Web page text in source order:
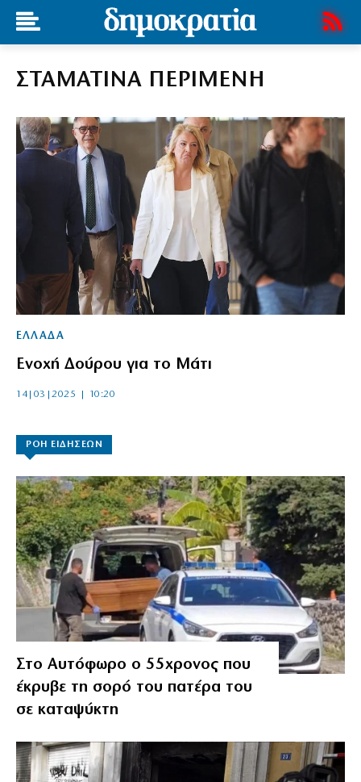
ΣΤΑΜΑΤΙΝΑ ΠΕΡΙΜΕΝΗ
ΕΛΛΑΔΑ
Ενοχή Δούρου για το Μάτι
14|03|2025 | 10:20
ΡΟΗ ΕΙΔΗΣΕΩΝ
Στο Αυτόφωρο ο 55χρονος που
έκρυβε τη σορό του πατέρα του
σε καταψύκτη